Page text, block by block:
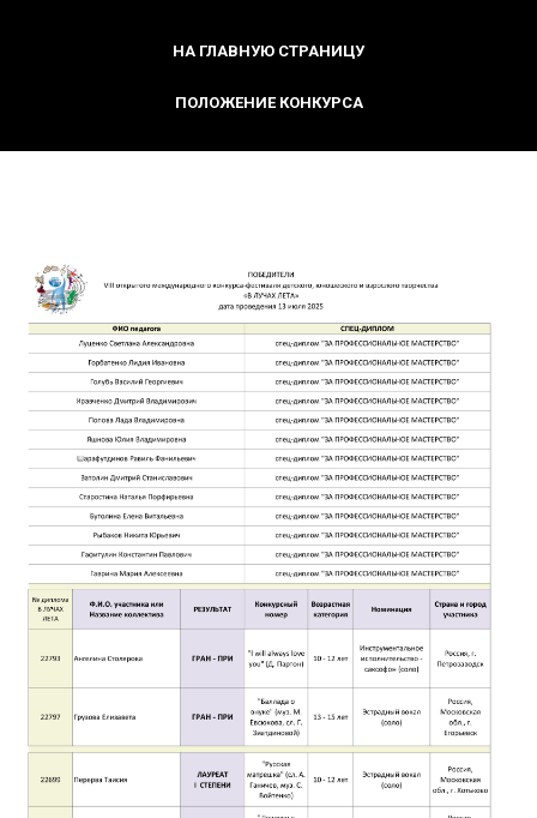
НА ГЛАВНУЮ СТРАНИЦУ
ПОЛОЖЕНИЕ КОНКУРСА